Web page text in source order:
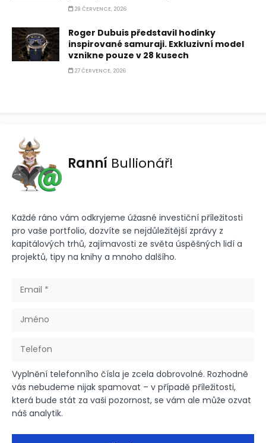
29 ČERVENCE, 2026
Roger Dubuis představil hodinky
inspirované samuraji. Exkluzivní model
vznikne pouze v 28 kusech
27 ČERVENCE, 2026
Ranní Bullionář!
Každé ráno vám odkryjeme úžasné investiční příležitosti
pro vaše portfolio, dozvíte se nejdůležitější zprávy z
kapitálových trhů, zajímavosti ze světa úspěšných lidí a
projektů, tipy na knihy a mnoho dalšího.
Vyplnění telefonního čísla je zcela dobrovolné. Rozhodně
vás nebudeme nijak spamovat – v případě příležitosti,
která bude stát za vaši pozornost, se vám ale může ozvat
náš analytik.